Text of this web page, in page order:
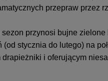
przepraw przez
sezon przynosi bujne zielone
stycznia do lutego) na
i oferującym